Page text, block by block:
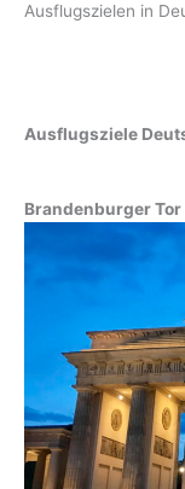
Ausflugszielen in
Ausflugsziele
Brandenburger Tor